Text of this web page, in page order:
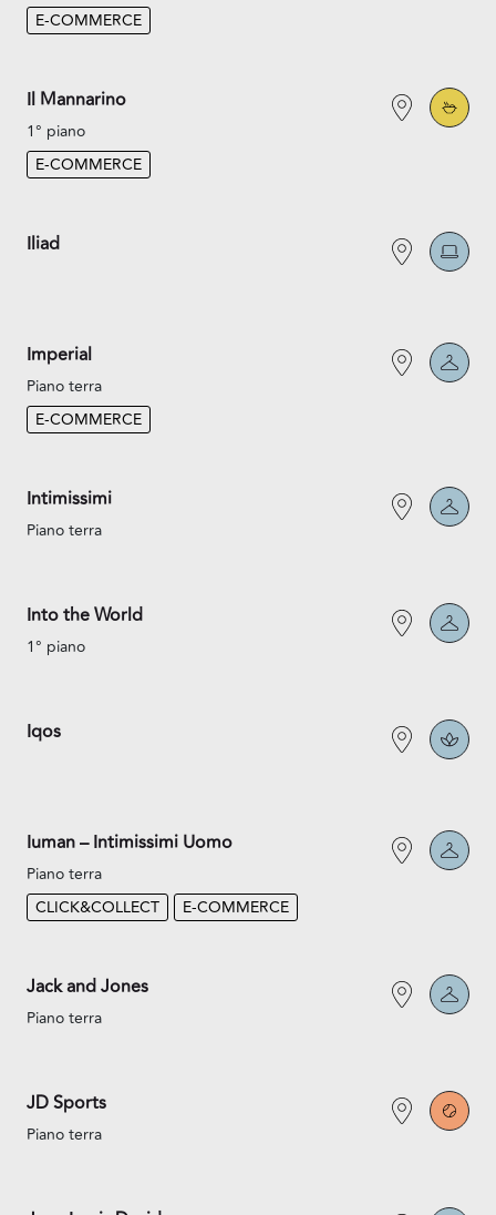
E-COMMERCE
Il Mannarino
1° piano
E-COMMERCE
Iliad
Imperial
Piano terra
E-COMMERCE
Intimissimi
Piano terra
Into the World
1° piano
Iqos
Iuman – Intimissimi Uomo
Piano terra
CLICK&COLLECT
E-COMMERCE
Jack and Jones
Piano terra
JD Sports
Piano terra